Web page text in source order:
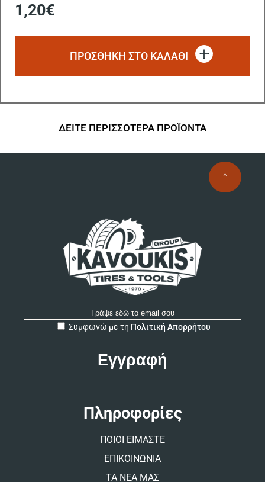
1,20€
ΠΡΟΣΘΗΚΗ ΣΤΟ ΚΑΛΑΘΙ
ΔΕΙΤΕ ΠΕΡΙΣΣΟΤΕΡΑ ΠΡΟΪΟΝΤΑ
↑
Συμφωνώ με τη Πολιτική Απορρήτου
Πληροφορίες
ΠΟΙΟΙ ΕΙΜΑΣΤΕ
ΕΠΙΚΟΙΝΩΝΙΑ
ΤΑ ΝΕΑ ΜΑΣ